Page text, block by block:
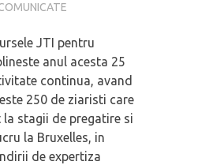
JTI pentru
anul acesta 25
continua, avand
250 de ziaristi care
stagii de pregatire si
la Bruxelles, in
de expertiza